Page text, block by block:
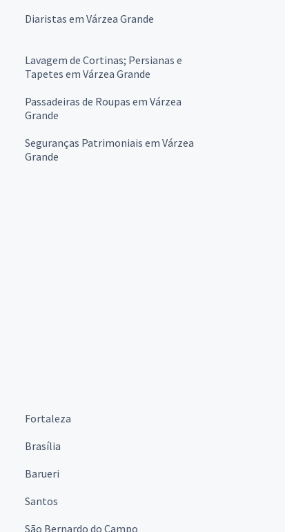
Diaristas em Várzea Grande
Lavagem de Cortinas; Persianas e
Tapetes em Várzea Grande
Passadeiras de Roupas em Várzea
Grande
Seguranças Patrimoniais em Várzea
Grande
Fortaleza
Brasília
Barueri
Santos
São Bernardo do Campo